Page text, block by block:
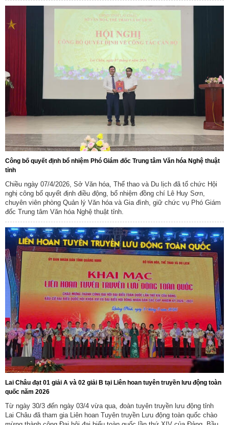
Công bố quyết định bổ nhiệm Phó Giám đốc Trung tâm Văn hóa Nghệ thuật
tỉnh
Chiều ngày 07/4/2026, Sở Văn hóa, Thể thao và Du lịch đã tổ chức Hội
nghị công bố quyết định điều động, bổ nhiệm đồng chí Lê Huy Sơn,
chuyên viên phòng Quản lý Văn hóa và Gia đình, giữ chức vụ Phó Giám
đốc Trung tâm Văn hóa Nghệ thuật tỉnh.
Lai Châu đạt 01 giải A và 02 giải B tại Liên hoan tuyên truyền lưu động toàn
quốc năm 2026
Từ ngày 30/3 đến ngày 03/4 vừa qua, đoàn tuyên truyền lưu động tỉnh
Lai Châu đã tham gia Liên hoan Tuyên truyền Lưu động toàn quốc chào